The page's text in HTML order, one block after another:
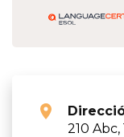
210 Abc,